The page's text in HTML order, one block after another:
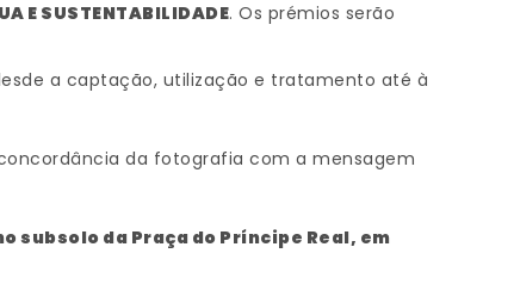
SUSTENTABILIDADE. Os prémios serão
a captação, utilização e tratamento até à
da fotografia com a mensagem
da Praça do Príncipe Real, em